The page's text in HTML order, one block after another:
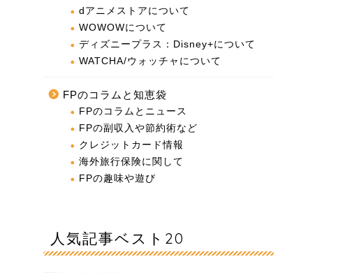
dアニメストアについて
WOWOWについて
ディズニープラス：Disney+について
WATCHA/ウォッチャについて
FPのコラムと知恵袋
FPのコラムとニュース
FPの副収入や節約術など
クレジットカード情報
海外旅行保険に関して
FPの趣味や遊び
人気記事ベスト20